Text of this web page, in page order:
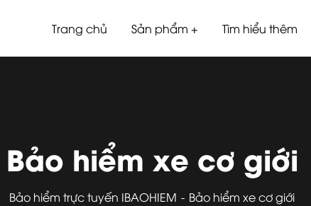
Trang chủ Sản phẩm Tìm hiểu thêm
Bảo hiểm xe cơ giới
Bảo hiểm trực tuyến IBAOHIEM Bảo hiểm xe cơ giới